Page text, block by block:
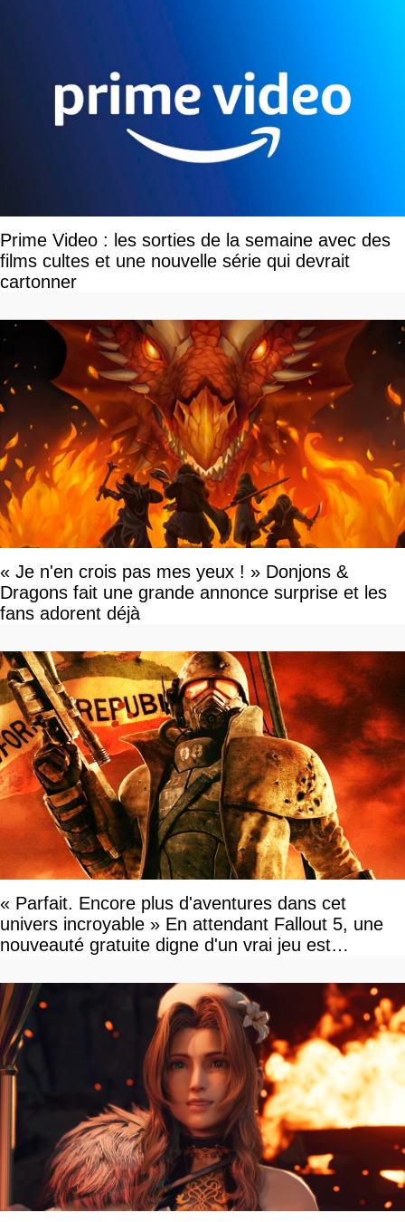
Prime Video : les sorties de la semaine avec des
films cultes et une nouvelle série qui devrait
cartonner
« Je n'en crois pas mes yeux ! » Donjons &
Dragons fait une grande annonce surprise et les
fans adorent déjà
« Parfait. Encore plus d'aventures dans cet
univers incroyable » En attendant Fallout 5, une
nouveauté gratuite digne d'un vrai jeu est